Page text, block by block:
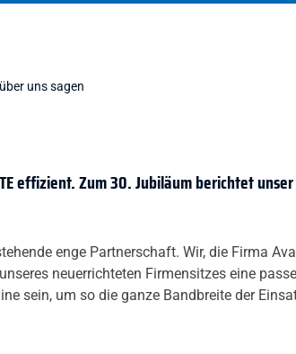
uns sagen
effizient. Zum 30. Jubiläum berichtet
enge Partnerschaft. Wir, die Firma
neuerrichteten Firmensitzes eine
sein, um so die ganze Bandbreite der